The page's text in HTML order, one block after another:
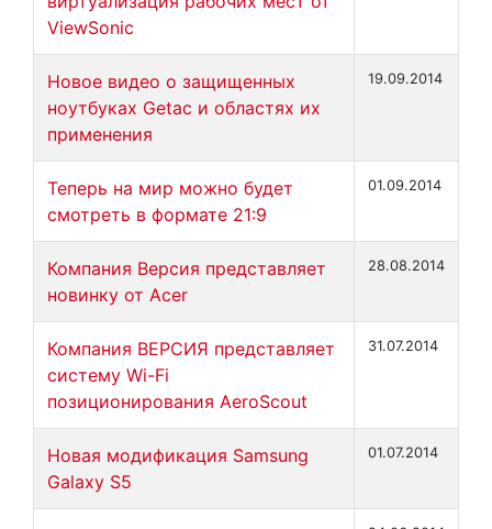
ViewSonic
Новое видео о защищенных
ноутбуках Getac и областях их
применения
19.09.2014
Теперь на мир можно будет
смотреть в формате 21:9
01.09.2014
Компания Версия представляет
новинку от Acer
28.08.2014
Компания ВЕРСИЯ представляет
систему Wi-Fi
позиционирования AeroScout
31.07.2014
Новая модификация Samsung
Galaxy S5
01.07.2014